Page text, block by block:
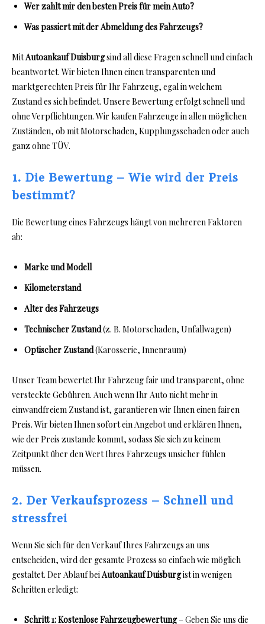
Wer zahlt mir den besten Preis für mein Auto?
Was passiert mit der Abmeldung des Fahrzeugs?
MitAutoankauf Duisburgsind all diese Fragen schnell und einfach
beantwortet. Wir bieten Ihnen einen transparenten und
marktgerechten Preis für Ihr Fahrzeug, egal in welchem
Zustand es sich befindet. Unsere Bewertung erfolgt schnell und
ohne Verpflichtungen. Wir kaufen Fahrzeuge in allen möglichen
Zuständen, ob mit Motorschaden, Kupplungsschaden oder auch
ganz ohne TÜV.
1. Die Bewertung – Wie wird der Preis
bestimmt?
Die Bewertung eines Fahrzeugs hängt von mehreren Faktoren
ab:
Marke und Modell
Kilometerstand
Alter des Fahrzeugs
Technischer Zustand(z. B. Motorschaden, Unfallwagen)
Optischer Zustand(Karosserie, Innenraum)
Unser Team bewertet Ihr Fahrzeug fair und transparent, ohne
versteckte Gebühren. Auch wenn Ihr Auto nicht mehr in
einwandfreiem Zustand ist, garantieren wir Ihnen einen fairen
Preis. Wir bieten Ihnen sofort ein Angebot und erklären Ihnen,
wie der Preis zustande kommt, sodass Sie sich zu keinem
Zeitpunkt über den Wert Ihres Fahrzeugs unsicher fühlen
müssen.
2. Der Verkaufsprozess – Schnell und
stressfrei
Wenn Sie sich für den Verkauf Ihres Fahrzeugs an uns
entscheiden, wird der gesamte Prozess so einfach wie möglich
gestaltet. Der Ablauf beiAutoankauf Duisburgist in wenigen
Schritten erledigt:
Schritt 1:Kostenlose Fahrzeugbewertung– Geben Sie uns die